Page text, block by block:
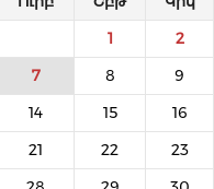
1 2
7 8 9
14 15 16
21 22 23